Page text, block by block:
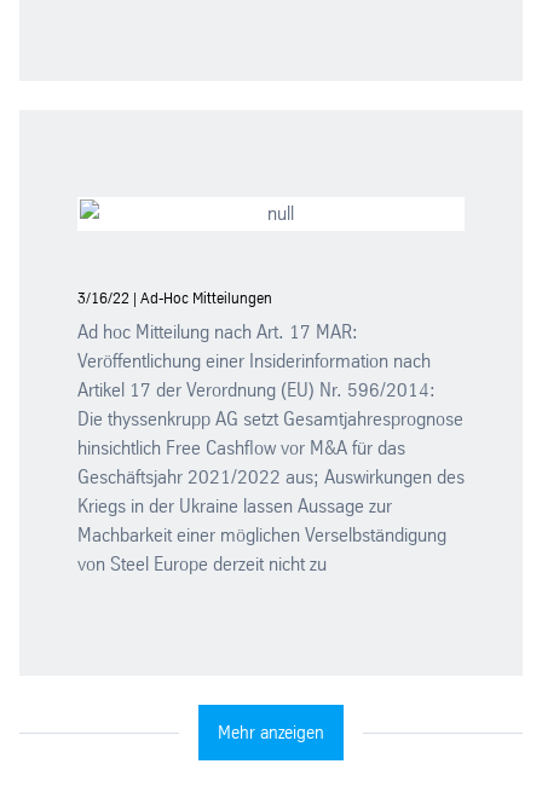
3/16/22 | Ad-Hoc Mitteilungen
Ad hoc Mitteilung nach Art. 17 MAR:
Veröffentlichung einer Insiderinformation nach
Artikel 17 der Verordnung (EU) Nr. 596/2014:
Die thyssenkrupp AG setzt Gesamtjahresprognose
hinsichtlich Free Cashflow vor M&A für das
Geschäftsjahr 2021/2022 aus; Auswirkungen des
Kriegs in der Ukraine lassen Aussage zur
Machbarkeit einer möglichen Verselbständigung
von Steel Europe derzeit nicht zu
Mehr anzeigen